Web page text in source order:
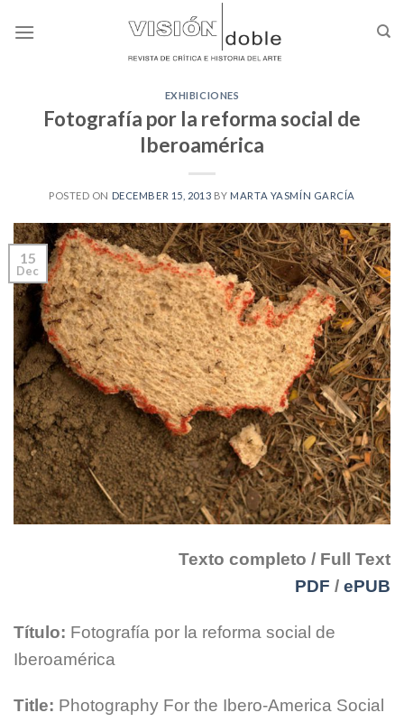
EXHIBICIONES
Fotografía por la reforma social de
Iberoamérica
POSTED ON DECEMBER 15, 2013 BY MARTA YASMÍN GARCÍA
15
Dec
Texto completo / Full Text
PDF / ePUB
Título: Fotografía por la reforma social de
Iberoamérica
Title: Photography For the Ibero-America Social